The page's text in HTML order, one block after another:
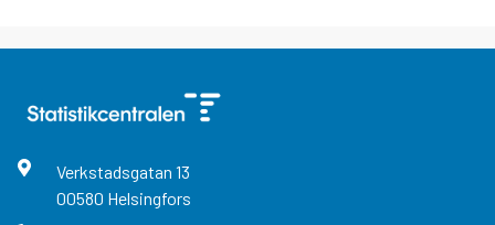
Verkstadsgatan 13
00580 Helsingfors